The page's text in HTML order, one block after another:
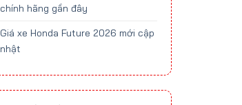
chính hãng gần đây
Giá xe Honda Future 2026 mới cập
nhật